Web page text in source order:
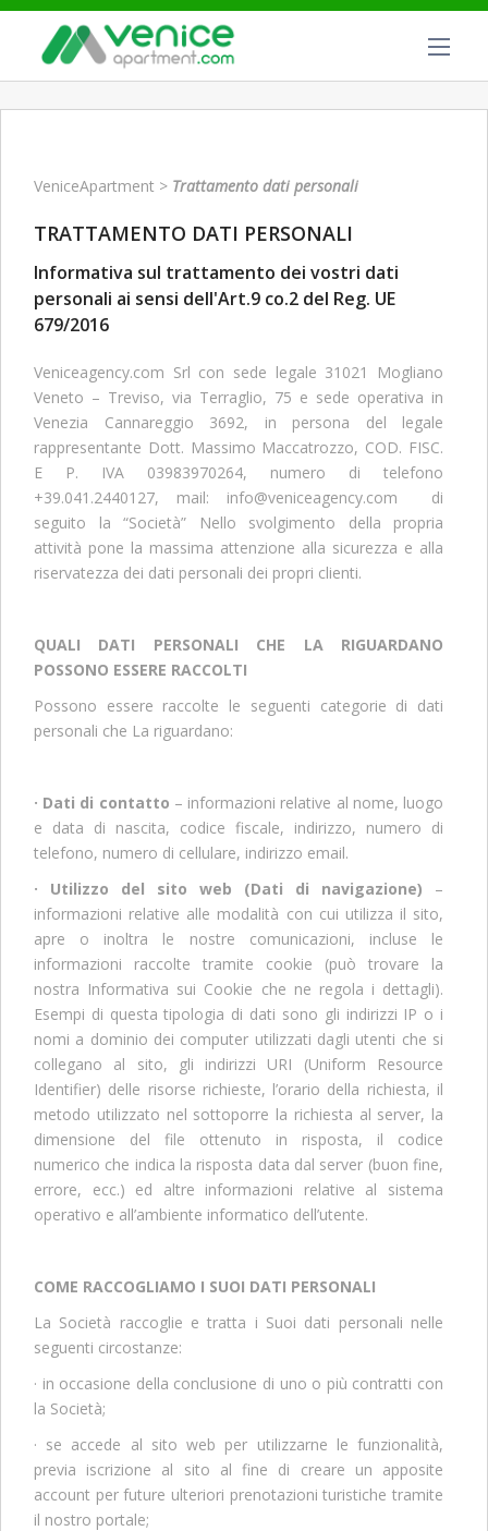
VeniceApartment > Trattamento dati personali
TRATTAMENTO DATI PERSONALI
Informativa sul trattamento dei vostri dati
personali ai sensi dell'Art.9 co.2 del Reg. UE
679/2016
Veniceagency.com Srl con sede legale 31021 Mogliano
Veneto – Treviso, via Terraglio, 75 e sede operativa in
Venezia Cannareggio 3692, in persona del legale
rappresentante Dott. Massimo Maccatrozzo, COD. FISC.
E P. IVA 03983970264, numero di telefono
+39.041.2440127, mail: info@veniceagency.com
di
seguito la “Società” Nello svolgimento della propria
attività pone la massima attenzione alla sicurezza e alla
riservatezza dei dati personali dei propri clienti.
QUALI DATI PERSONALI CHE LA RIGUARDANO
POSSONO ESSERE RACCOLTI
Possono essere raccolte le seguenti categorie di dati
personali che La riguardano:
· Dati di contatto – informazioni relative al nome, luogo
e data di nascita, codice fiscale, indirizzo, numero di
telefono, numero di cellulare, indirizzo email.
· Utilizzo del sito web (Dati di navigazione) –
informazioni relative alle modalità con cui utilizza il sito,
apre o inoltra le nostre comunicazioni, incluse le
informazioni raccolte tramite cookie (può trovare la
nostra Informativa sui Cookie che ne regola i dettagli).
Esempi di questa tipologia di dati sono gli indirizzi IP o i
nomi a dominio dei computer utilizzati dagli utenti che si
collegano al sito, gli indirizzi URI (Uniform Resource
Identifier) delle risorse richieste, l’orario della richiesta, il
metodo utilizzato nel sottoporre la richiesta al server, la
dimensione del file ottenuto in risposta, il codice
numerico che indica la risposta data dal server (buon fine,
errore, ecc.) ed altre informazioni relative al sistema
operativo e all’ambiente informatico dell’utente.
COME RACCOGLIAMO I SUOI DATI PERSONALI
La Società raccoglie e tratta i Suoi dati personali nelle
seguenti circostanze:
· in occasione della conclusione di uno o più contratti con
la Società;
· se accede al sito web per utilizzarne le funzionalità,
previa iscrizione al sito al fine di creare un apposite
account per future ulteriori prenotazioni turistiche tramite
il nostro portale;